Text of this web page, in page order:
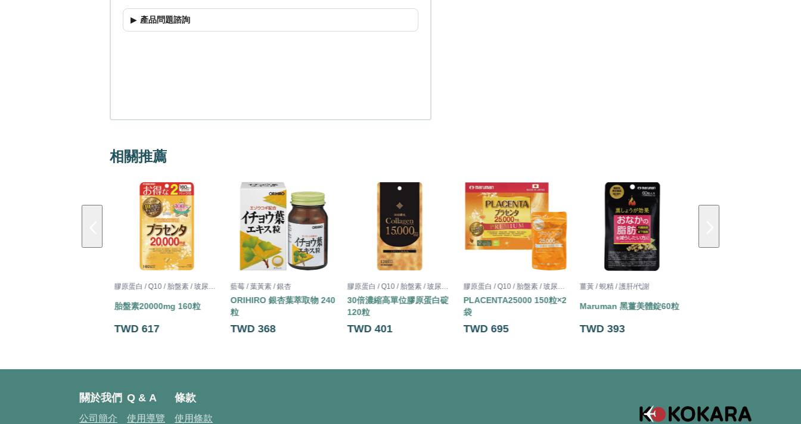
產品問題諮詢
相關推薦
膠原蛋白 / Q10 / 胎盤素 / 玻尿酸 / 半胱胺酸
胎盤素20000mg 160粒
TWD 617
藍莓 / 葉黃素 / 銀杏
ORIHIRO 銀杏葉萃取物 240
粒
TWD 368
膠原蛋白 / Q10 / 胎盤素 / 玻尿酸 / 半胱胺酸
30倍濃縮高單位膠原蛋白碇
120粒
TWD 401
膠原蛋白 / Q10 / 胎盤素 / 玻尿酸 / 半胱胺酸
PLACENTA25000 150粒×2
袋
TWD 695
薑黃 / 蜆精 / 護肝/代謝
Maruman 黑薑美體錠60粒
TWD 393
關於我們
公司簡介
Q & A
使用導覽
條款
使用條款